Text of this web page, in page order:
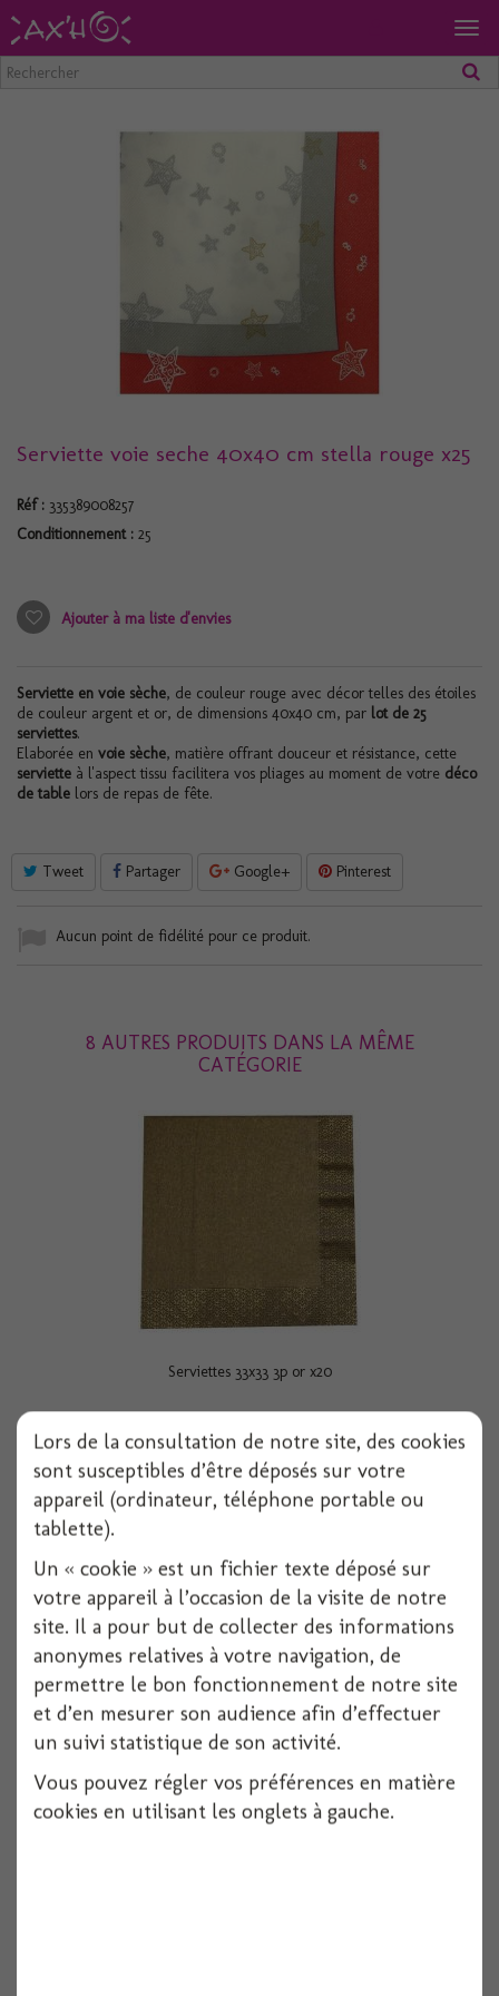
Serviette voie seche 40x40 cm stella rouge x25
Réf : 335389008257
Conditionnement : 25
Ajouter à ma liste d'envies
Serviette en voie sèche, de couleur rouge avec décor telles des étoiles
de couleur argent et or, de dimensions 40x40 cm, par lot de 25
serviettes.
Elaborée en voie sèche, matière offrant douceur et résistance, cette
serviette à l'aspect tissu facilitera vos pliages au moment de votre déco
de table lors de repas de fête.
Tweet Partager Google+ Pinterest
Aucun point de fidélité pour ce produit.
8 AUTRES PRODUITS DANS LA MÊME
CATÉGORIE
Serviettes 33x33 3p or x20
20 pièces
Voir
Serviette usa 33x33xcm x16
Lors de la consultation de notre site, des cookies
sont susceptibles d’être déposés sur votre
appareil (ordinateur, téléphone portable ou
tablette).
Un « cookie » est un fichier texte déposé sur
votre appareil à l’occasion de la visite de notre
site. Il a pour but de collecter des informations
anonymes relatives à votre navigation, de
permettre le bon fonctionnement de notre site
et d’en mesurer son audience afin d’effectuer
un suivi statistique de son activité.
Vous pouvez régler vos préférences en matière
cookies en utilisant les onglets à gauche.